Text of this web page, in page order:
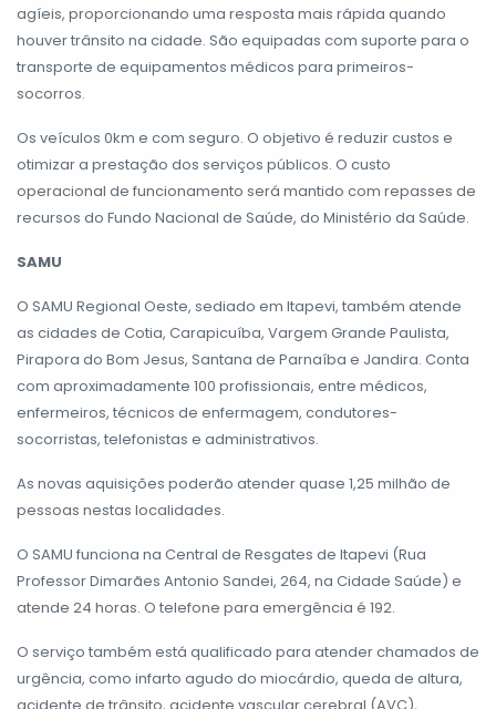
agíeis, proporcionando uma resposta mais rápida quando
houver trânsito na cidade. São equipadas com suporte para o
transporte de equipamentos médicos para primeiros-
socorros.
Os veículos 0km e com seguro. O objetivo é reduzir custos e
otimizar a prestação dos serviços públicos. O custo
operacional de funcionamento será mantido com repasses de
recursos do Fundo Nacional de Saúde, do Ministério da Saúde.
SAMU
O SAMU Regional Oeste, sediado em Itapevi, também atende
as cidades de Cotia, Carapicuíba, Vargem Grande Paulista,
Pirapora do Bom Jesus, Santana de Parnaíba e Jandira. Conta
com aproximadamente 100 profissionais, entre médicos,
enfermeiros, técnicos de enfermagem, condutores-
socorristas, telefonistas e administrativos.
As novas aquisições poderão atender quase 1,25 milhão de
pessoas nestas localidades.
O SAMU funciona na Central de Resgates de Itapevi (Rua
Professor Dimarães Antonio Sandei, 264, na Cidade Saúde) e
atende 24 horas. O telefone para emergência é 192.
O serviço também está qualificado para atender chamados de
urgência, como infarto agudo do miocárdio, queda de altura,
acidente de trânsito, acidente vascular cerebral (AVC),